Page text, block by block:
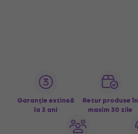
Garanție extinsă
la 3 ani
Retur produse în
maxim 30 zile